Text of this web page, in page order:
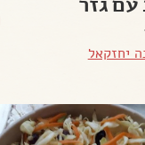
יחזקאל